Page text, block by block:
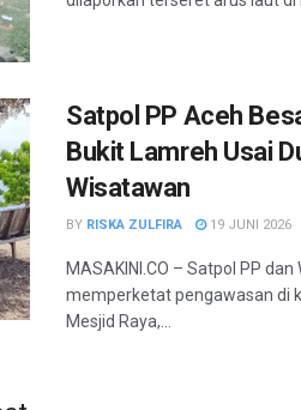
Satpol PP Aceh
Bukit Lamreh Usai
Wisatawan
BY RISKA ZULFIRA 19 JUNI 2026
MASAKINI.CO – Satpol PP
memperketat pengawasan di
Mesjid Raya,...